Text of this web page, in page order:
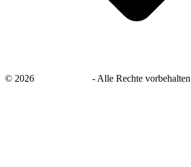
© 2026 -Alle Rechte vorbehalten